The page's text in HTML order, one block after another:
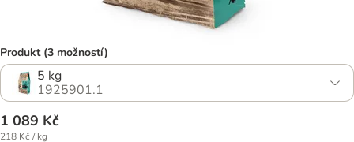
Produkt (3 možností)
5 kg
1925901.1
1 089 Kč
218 Kč / kg